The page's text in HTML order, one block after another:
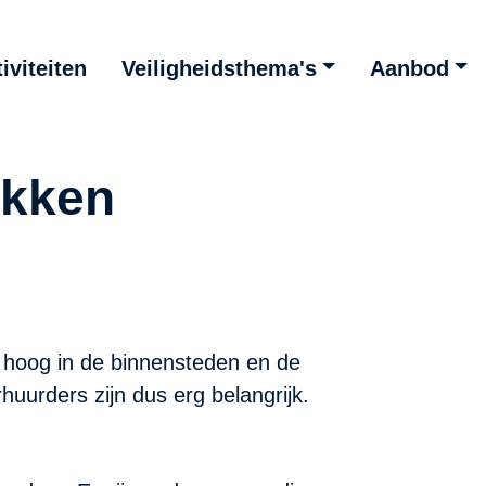
Veiligheidsthema's Aanbod
in de binnensteden en de
zijn dus erg belangrijk.